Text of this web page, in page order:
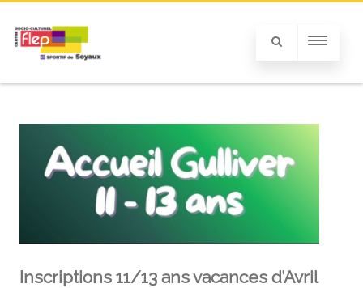
Inscriptions 11/13 ans vacances d’Avril